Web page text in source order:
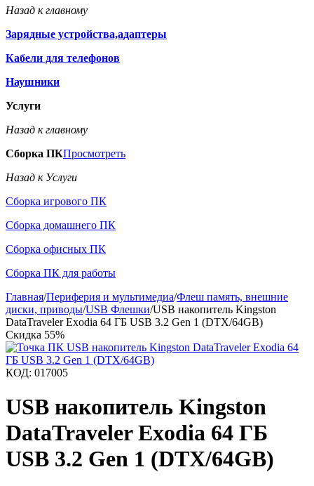
Назад к главному
Зарядные устройства,адаптеры
Кабели для телефонов
Наушники
Услуги
Назад к главному
Сборка ПКПросмотреть
Назад к Услуги
Сборка игрового ПК
Сборка домашнего ПК
Сборка офисных ПК
Сборка ПК для работы
Главная/Периферия и мультимедиа/Флеш память, внешние
диски, приводы/USB Флешки/USB накопитель Kingston
DataTraveler Exodia 64 ГБ USB 3.2 Gen 1 (DTX/64GB)
Скидка 55%
КОД: 017005
USB накопитель Kingston
DataTraveler Exodia 64 ГБ
USB 3.2 Gen 1 (DTX/64GB)